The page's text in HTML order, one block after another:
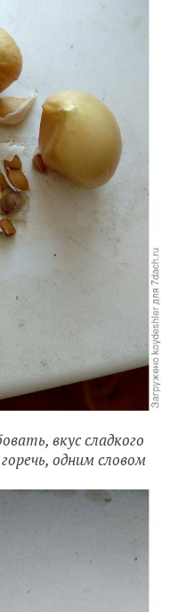
вкус сладкого
одним словом